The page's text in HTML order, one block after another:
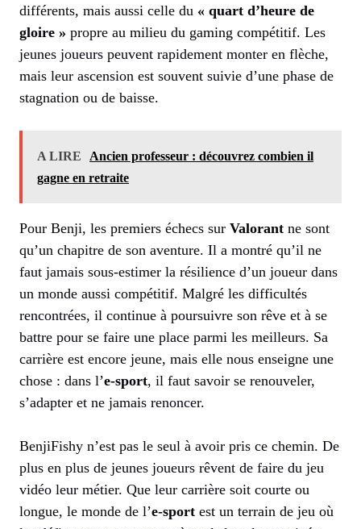
différents, mais aussi celle du « quart d’heure de
gloire » propre au milieu du gaming compétitif. Les
jeunes joueurs peuvent rapidement monter en flèche,
mais leur ascension est souvent suivie d’une phase de
stagnation ou de baisse.
A LIRE
Ancien professeur : découvrez combien il
gagne en retraite
Pour Benji, les premiers échecs sur Valorant ne sont
qu’un chapitre de son aventure. Il a montré qu’il ne
faut jamais sous-estimer la résilience d’un joueur dans
un monde aussi compétitif. Malgré les difficultés
rencontrées, il continue à poursuivre son rêve et à se
battre pour se faire une place parmi les meilleurs. Sa
carrière est encore jeune, mais elle nous enseigne une
chose : dans l’e-sport, il faut savoir se renouveler,
s’adapter et ne jamais renoncer.
BenjiFishy n’est pas le seul à avoir pris ce chemin. De
plus en plus de jeunes joueurs rêvent de faire du jeu
vidéo leur métier. Que leur carrière soit courte ou
longue, le monde de l’e-sport est un terrain de jeu où